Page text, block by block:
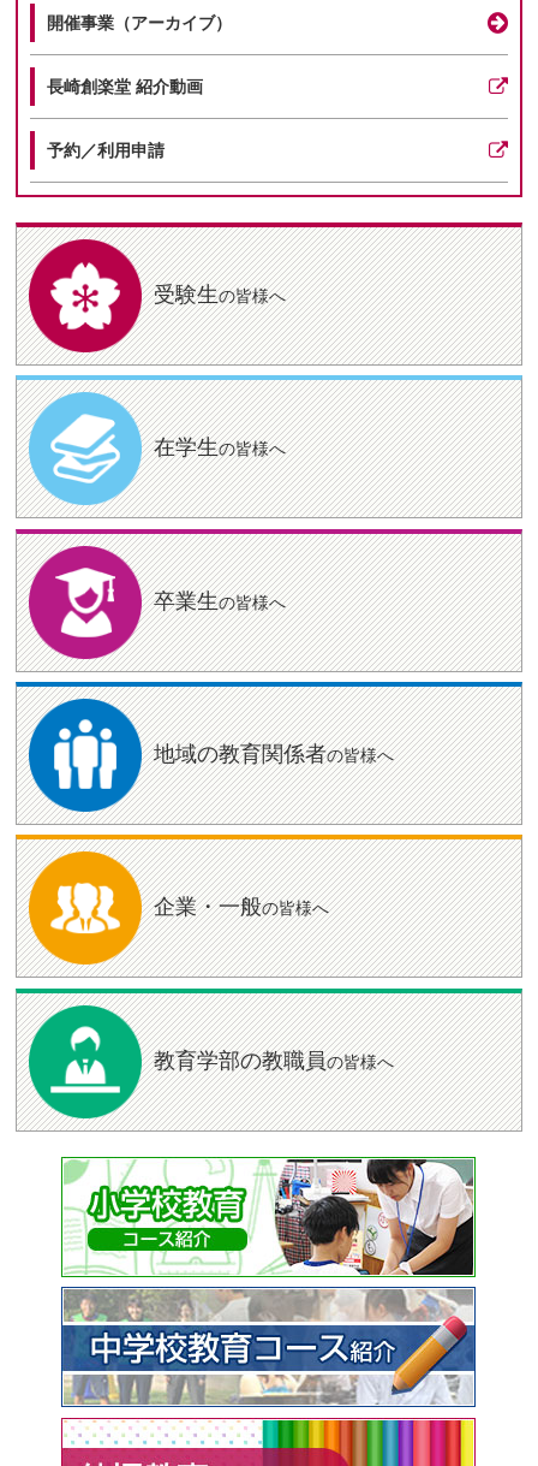
開催事業（アーカイブ）
長崎創楽堂 紹介動画
予約／利用申請
受験生の皆様へ
在学生の皆様へ
卒業生の皆様へ
地域の教育関係者の皆様へ
企業・一般の皆様へ
教育学部の教職員の皆様へ